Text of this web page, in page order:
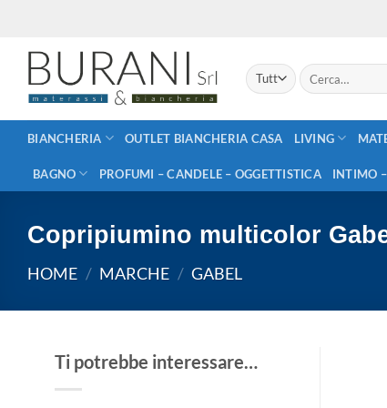
contenuti
Cerca:
BIANCHERIA OUTLET BIANCHERIA CASA LIVING
BAGNO PROFUMI – CANDELE – OGGETTISTICA INTIMO
Copripiumino multicolor
HOME / MARCHE / GABEL
Ti potrebbe interessare…